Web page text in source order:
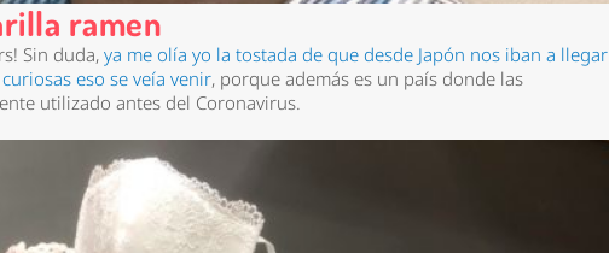
ramen
Sin duda,ya me olía yo la tostada de que desde Japón nos iban a llegar
eso se veía venir, porque además es un país donde las
utilizado antes del Coronavirus.